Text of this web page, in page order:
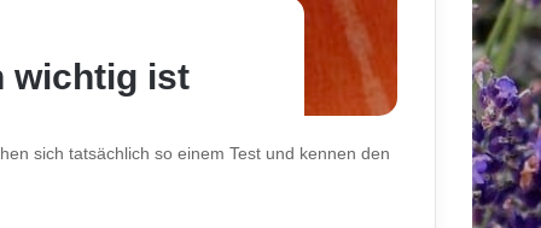
wichtig ist
sich tatsächlich so einem Test und kennen den